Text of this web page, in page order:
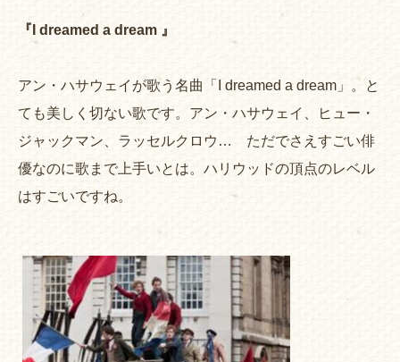
『I dreamed a dream 』
アン・ハサウェイが歌う名曲「I dreamed a dream」。と
ても美しく切ない歌です。アン・ハサウェイ、ヒュー・
ジャックマン、ラッセルクロウ… ただでさえすごい俳
優なのに歌まで上手いとは。ハリウッドの頂点のレベル
はすごいですね。